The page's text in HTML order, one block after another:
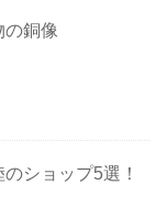
銅像
ショップ5選！